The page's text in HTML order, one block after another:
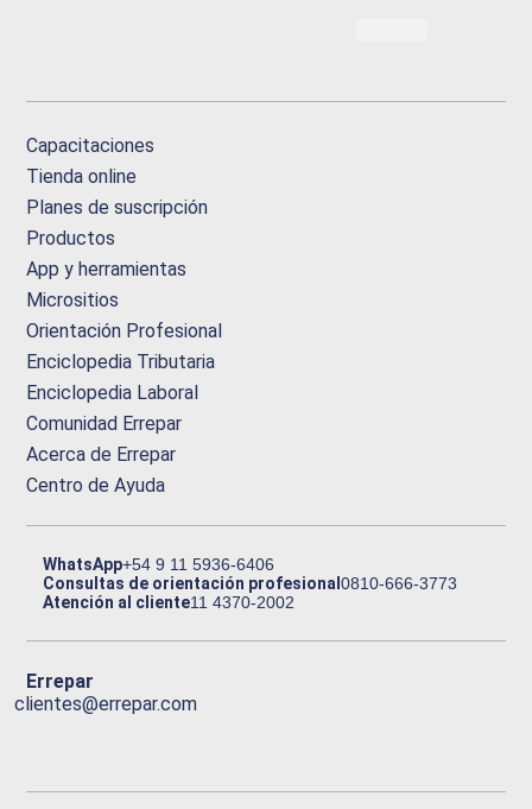
Capacitaciones
Tienda online
Planes de suscripción
Productos
App y herramientas
Micrositios
Orientación Profesional
Enciclopedia Tributaria
Enciclopedia Laboral
Comunidad Errepar
Acerca de Errepar
Centro de Ayuda
WhatsApp+54 9 11 5936-6406
Consultas de orientación profesional0810-666-3773
Atención al cliente11 4370-2002
Errepar
clientes@errepar.com